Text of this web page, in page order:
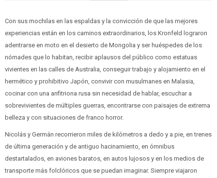
Con sus mochilas en las espaldas y la convicción de que las mejores
experiencias están en los caminos extraordinarios, los Kronfeld lograron
adentrarse en moto en el desierto de Mongolia y ser huéspedes de los
nómades que lo habitan, recibir aplausos del público como estatuas
vivientes en las calles de Australia, conseguir trabajo y alojamiento en el
hermético y prohibitivo Japón, convivir con musulmanes en Malasia,
cocinar con una anfitriona rusa sin necesidad de hablar, escuchar a
sobrevivientes de múltiples guerras, encontrarse con paisajes de extrema
belleza y con situaciones de franco horror.
Nicolás y Germán recorrieron miles de kilómetros a dedo y a pie, en trenes
de última generación y de antiguo hacinamiento, en ómnibus
destartalados, en aviones baratos, en autos lujosos y en los medios de
transporte más folclóricos que se puedan imaginar. Siempre viajaron